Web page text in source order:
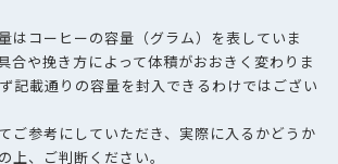
はコーヒーの容量（グラム）を表していま
合や挽き方によって体積がおおきく変わりま
記載通りの容量を封入できるわけではござい
ご参考にしていただき、実際に入るかどうか
上、ご判断ください。